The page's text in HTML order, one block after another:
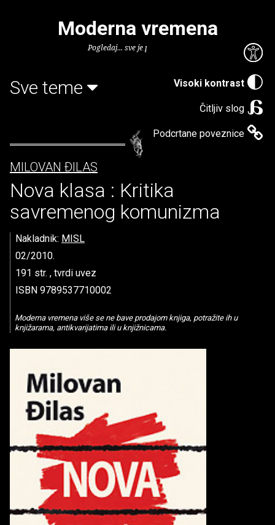
Visoki kontrast
Čitljiv slog
Podcrtane poveznice
Moderna vremena
Pogledaj... sve je puno knjiga.
Sve teme
MILOVAN ÐILAS
Nova klasa : Kritika
savremenog komunizma
Nakladnik: MISL
02/2010.
191 str. , tvrdi uvez
ISBN 9789537710002
Moderna vremena više se ne bave prodajom knjiga, potražite ih u
knjižarama, antikvarijatima ili u knjižnicama.